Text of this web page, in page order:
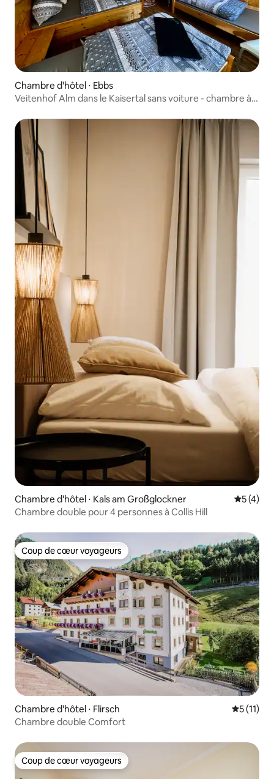
Chambre d'hôtel ⋅ Ebbs
Veitenhof Alm dans le Kaisertal sans voiture - chambre à
Chambre d'hôtel ⋅ Kals am Großglockner
5 (4)
Chambre double pour 4 personnes à Collis Hill
Coup de cœur voyageurs
Coup de cœur voyageurs
Chambre d'hôtel ⋅ Flirsch
5 (11)
Chambre double Comfort
Coup de cœur voyageurs
Coup de cœur voyageurs